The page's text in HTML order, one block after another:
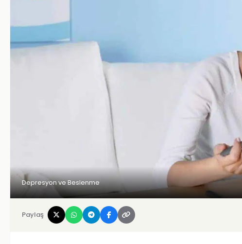
Depresyon ve Beslenme
Paylaş